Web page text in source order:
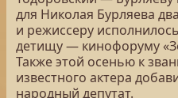
для Николая Бурляева
и режиссеру
детищу — кинофоруму
Также этой осенью к
известного актера
народный депутат.